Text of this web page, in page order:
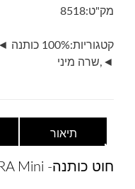
מק"ט:8518
קטגוריות:100% כותנה ◄
◄
,שרה מיני
תיאור
חוט כותנה- SARA Mini- גוון 7035